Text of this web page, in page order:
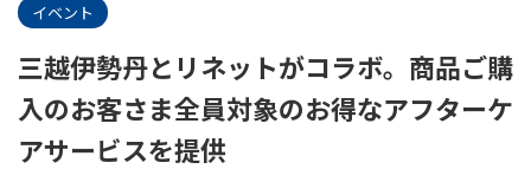
イベント
三越伊勢丹とリネットがコラボ。商品ご購
入のお客さま全員対象のお得なアフターケ
アサービスを提供